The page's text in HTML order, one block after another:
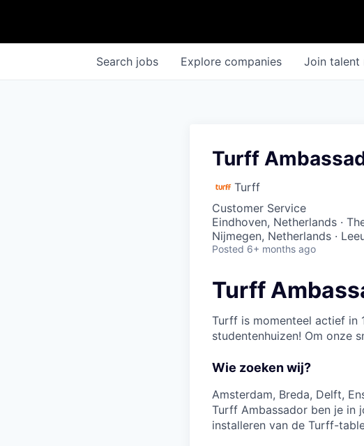
Search jobs Explore companies Join talent
Turff
Turff
Customer Service
Eindhoven, Netherlands ·
Nijmegen, Netherlands ·
Posted 6+ months ago
Turff
Turff is momenteel actief in
studentenhuizen! Om onze
Wie zoeken wij?
Amsterdam, Breda, Delft,
Turff Ambassador ben je in
installeren van de Turff-